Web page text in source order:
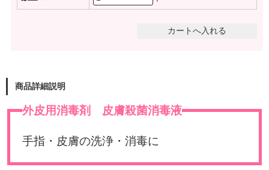
商品詳細説明
外皮用消毒剤 皮膚殺菌消毒液
手指・皮膚の洗浄・消毒に